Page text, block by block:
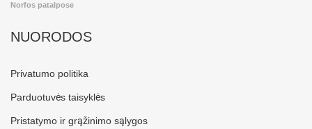
Norfos patalpose
NUORODOS
Privatumo politika
Parduotuvės taisyklės
Pristatymo ir grąžinimo sąlygos